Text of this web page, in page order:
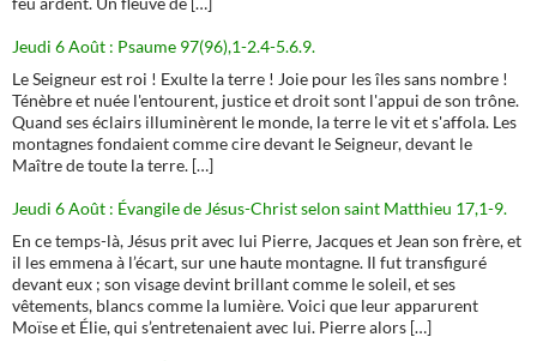
Jeudi 6 Août : Psaume 97(96),1-2.4-5.6.9.
Le Seigneur est roi ! Exulte la terre ! Joie pour les îles sans nombre !
Ténèbre et nuée l'entourent, justice et droit sont l'appui de son trône.
Quand ses éclairs illuminèrent le monde, la terre le vit et s'affola. Les
montagnes fondaient comme cire devant le Seigneur, devant le
Maître de toute la terre. […]
Jeudi 6 Août : Évangile de Jésus-Christ selon saint Matthieu 17,1-9.
En ce temps-là, Jésus prit avec lui Pierre, Jacques et Jean son frère, et
il les emmena à l’écart, sur une haute montagne. Il fut transfiguré
devant eux ; son visage devint brillant comme le soleil, et ses
vêtements, blancs comme la lumière. Voici que leur apparurent
Moïse et Élie, qui s’entretenaient avec lui. Pierre alors […]